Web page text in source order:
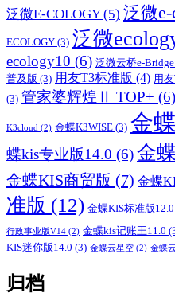
泛微E-COLOGY(5) 泛微
ECOLOGY (3) 泛微
ecology10 (6) 泛微云桥e-Bridge
普及版 (3) 用友T3标准版 (4) 用
(3) 管家婆辉煌Ⅱ TOP+ (6)
K3cloud (2) 金蝶K3WISE (3) 金
蝶kis专业版14.0 (6)金
金蝶KIS商贸版 (7) 金蝶
准版 (12) 金蝶KIS标准版12.0
行政事业版V14 (2) 金蝶kis记账王11.0
KIS迷你版14.0 (3) 金蝶云星空 (2) 金蝶
归档